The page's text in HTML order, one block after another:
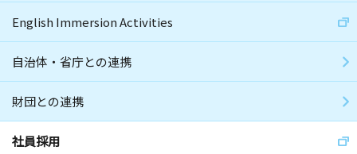
English Immersion Activities
自治体・省庁との連携
財団との連携
社員採用